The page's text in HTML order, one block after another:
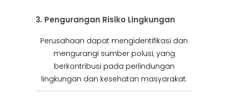
3. Pengurangan Risiko Lingkungan
Perusahaan dapat mengidentifikasi dan
mengurangi sumber polusi, yang
berkontribusi pada perlindungan
lingkungan dan kesehatan masyarakat.